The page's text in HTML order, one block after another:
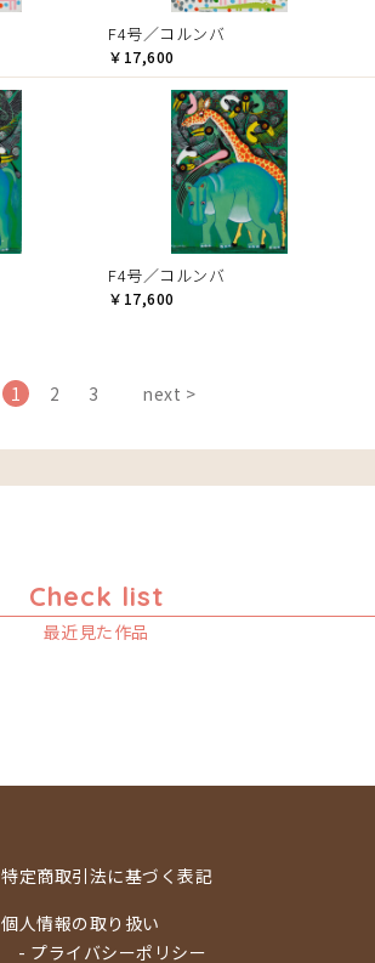
F4号／コルンバ
￥17,600
F4号／コルンバ
￥17,600
1 2 3 next >
Check list
最近見た作品
特定商取引法に基づく表記
個人情報の取り扱い
- プライバシーポリシー